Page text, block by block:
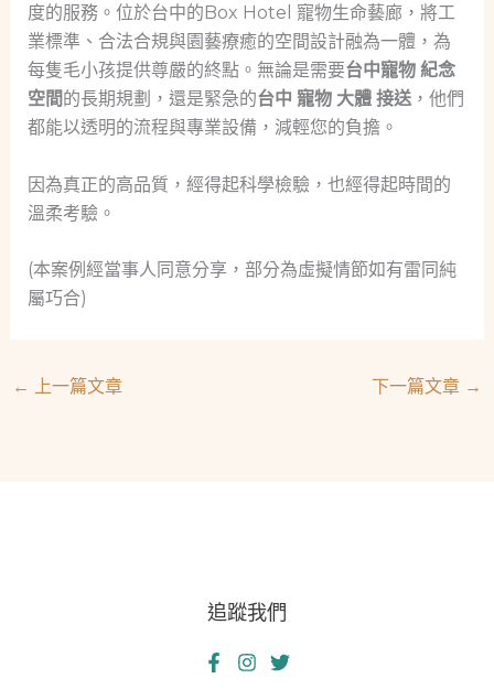
度的服務。位於台中的Box Hotel 寵物生命藝廊，將工
業標準、合法合規與園藝療癒的空間設計融為一體，為
每隻毛小孩提供尊嚴的終點。無論是需要台中寵物 紀念
空間的長期規劃，還是緊急的台中 寵物 大體 接送，他們
都能以透明的流程與專業設備，減輕您的負擔。
因為真正的高品質，經得起科學檢驗，也經得起時間的
溫柔考驗。
(本案例經當事人同意分享，部分為虛擬情節如有雷同純
屬巧合)
← 上一篇文章 下一篇文章 →
追蹤我們